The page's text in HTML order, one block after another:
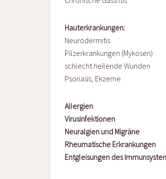
Hauterkrankungen:
Neurodermitis
Pilzerkrankungen (Mykosen)
schlecht heilende Wunden
Psoriasis, Ekzeme
Allergien
Virusinfektionen
Neuralgien und Migräne
Rheumatische Erkrankungen
Entgleisungen des